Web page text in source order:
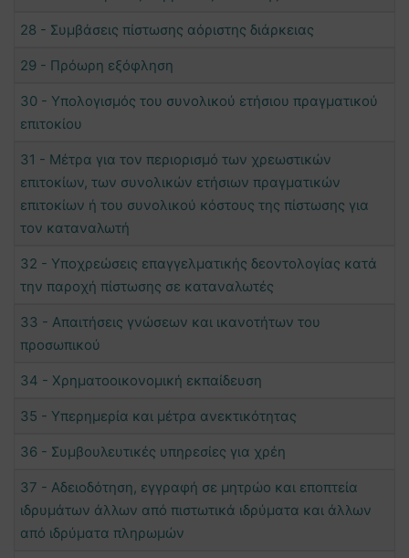
28 - Συμβάσεις πίστωσης αόριστης διάρκειας
29 - Πρόωρη εξόφληση
30 - Υπολογισμός του συνολικού ετήσιου πραγματικού
επιτοκίου
31 - Μέτρα για τον περιορισμό των χρεωστικών
επιτοκίων, των συνολικών ετήσιων πραγματικών
επιτοκίων ή του συνολικού κόστους της πίστωσης για
τον καταναλωτή
32 - Υποχρεώσεις επαγγελματικής δεοντολογίας κατά
την παροχή πίστωσης σε καταναλωτές
33 - Απαιτήσεις γνώσεων και ικανοτήτων του
προσωπικού
34 - Χρηματοοικονομική εκπαίδευση
35 - Υπερημερία και μέτρα ανεκτικότητας
36 - Συμβουλευτικές υπηρεσίες για χρέη
37 - Αδειοδότηση, εγγραφή σε μητρώο και εποπτεία
ιδρυμάτων άλλων από πιστωτικά ιδρύματα και άλλων
από ιδρύματα πληρωμών